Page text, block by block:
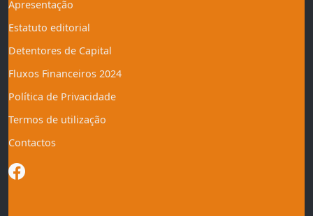
Apresentação
Estatuto editorial
Detentores de Capital
Fluxos Financeiros 2024
Política de Privacidade
Termos de utilização
Contactos